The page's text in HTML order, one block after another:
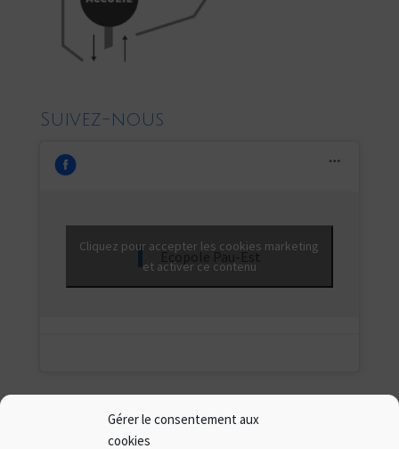
Gérer le consentement aux
cookies
Suivez-nous
Ecopole Pau-Est
Cliquez pour accepter les cookies marketing
et activer ce contenu